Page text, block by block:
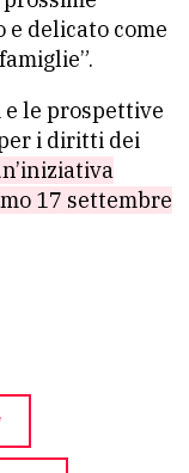
delicato come
le prospettive
i diritti dei
17 settembre